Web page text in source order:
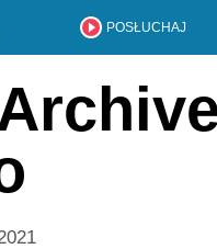
POSŁUCHAJ